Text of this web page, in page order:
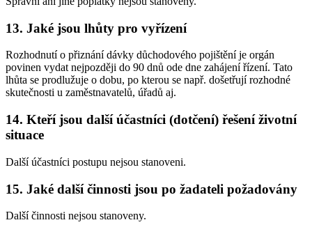
13. Jaké jsou lhůty pro vyřízení
Rozhodnutí o přiznání dávky důchodového pojištění je orgán
povinen vydat nejpozději do 90 dnů ode dne zahájení řízení. Tato
lhůta se prodlužuje o dobu, po kterou se např. došetřují rozhodné
skutečnosti u zaměstnavatelů, úřadů aj.
14. Kteří jsou další účastníci (dotčení) řešení životní
situace
Další účastníci postupu nejsou stanoveni.
15. Jaké další činnosti jsou po žadateli požadovány
Další činnosti nejsou stanoveny.